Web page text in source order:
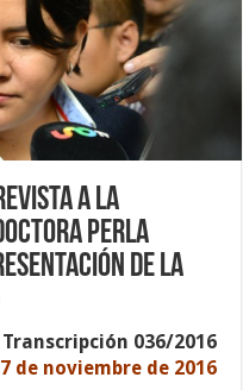
a la
Perla
de la
Transcripción 036/2016
de noviembre de 2016